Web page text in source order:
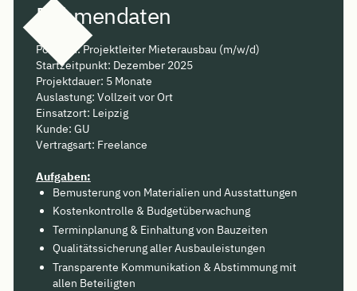
Rahmendaten
Position: Projektleiter Mieterausbau (m/w/d)
Startzeitpunkt: Dezember 2025
Projektdauer: 5 Monate
Auslastung: Vollzeit vor Ort
Einsatzort: Leipzig
Kunde: GU
Vertragsart: Freelance
Aufgaben:
Bemusterung von Materialien und Ausstattungen
Kostenkontrolle & Budgetüberwachung
Terminplanung & Einhaltung von Bauzeiten
Qualitätssicherung aller Ausbauleistungen
Transparente Kommunikation & Abstimmung mit
allen Beteiligten